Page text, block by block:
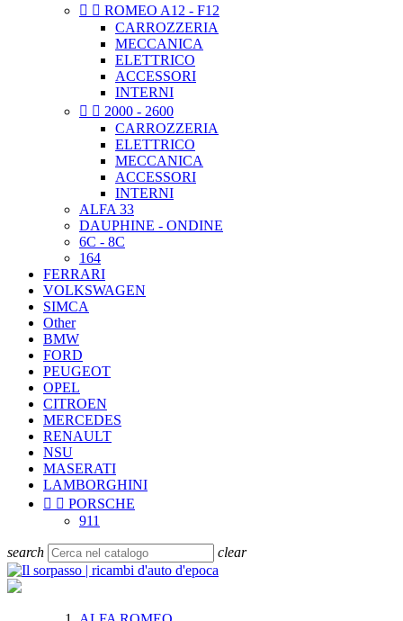
  ROMEO A12 - F12
CARROZZERIA
MECCANICA
ELETTRICO
ACCESSORI
INTERNI
  2000 - 2600
CARROZZERIA
ELETTRICO
MECCANICA
ACCESSORI
INTERNI
ALFA 33
DAUPHINE - ONDINE
6C - 8C
164
FERRARI
VOLKSWAGEN
SIMCA
Other
BMW
FORD
PEUGEOT
OPEL
CITROEN
MERCEDES
RENAULT
NSU
MASERATI
LAMBORGHINI
  PORSCHE
911
search clear